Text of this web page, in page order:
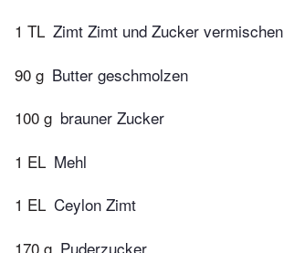
1 TL Zimt Zimt und Zucker vermischen
90 g Butter geschmolzen
100 g brauner Zucker
1 EL Mehl
1 EL Ceylon Zimt
170 g Puderzucker